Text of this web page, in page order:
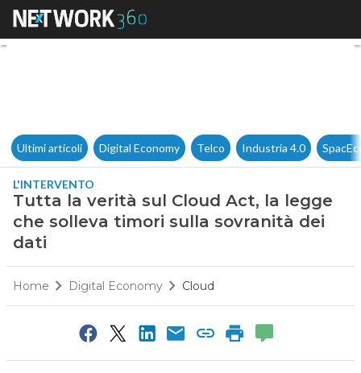
Tutta la verità sul Cloud Act,
Ultimi articoli Digital Economy Telco Industria 4.0
L'INTERVENTO
Tutta la verità sul Cloud Act, la legge
che solleva timori sulla sovranità dei
dati
Home Digital Economy Cloud